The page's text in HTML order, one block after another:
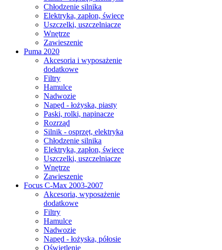
Chłodzenie silnika
Elektryka, zapłon, świece
Uszczelki, uszczelniacze
Wnętrze
Zawieszenie
Puma 2020
Akcesoria i wyposażenie
dodatkowe
Filtry
Hamulce
Nadwozie
Napęd - łożyska, piasty
Paski, rolki, napinacze
Rozrząd
Silnik - osprzęt, elektryka
Chłodzenie silnika
Elektryka, zapłon, świece
Uszczelki, uszczelniacze
Wnętrze
Zawieszenie
Focus C-Max 2003-2007
Akcesoria, wyposażenie
dodatkowe
Filtry
Hamulce
Nadwozie
Napęd - łożyska, półosie
Oświetlenie